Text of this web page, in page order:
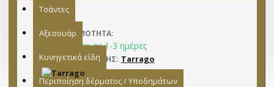
Τσάντες
Αξεσουάρ
Κυνηγετικά είδη
Περιποίηση δέρματος / Υποδημάτων
ΔΙΑΘΕΣΙΜΌΤΗΤΑ:
Παράδοση σε 1-3 ημέρες
ΚΑΤΑΣΚΕΥΑΣΤΉΣ: Tarrago
ΜΟΝΤΈΛΟ: 15302008